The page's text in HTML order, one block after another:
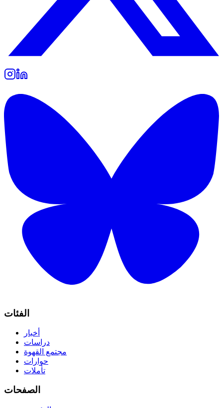
الفئات
أخبار
دراسات
مجتمع القهوة
حوارات
تأملات
الصفحات